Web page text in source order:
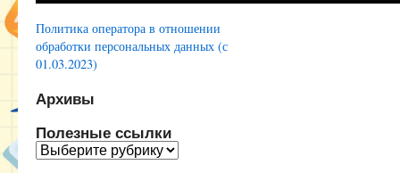
Политика оператора в отношении
обработки персональных данных (с
01.03.2023)
Архивы
Полезные ссылки
Полезные